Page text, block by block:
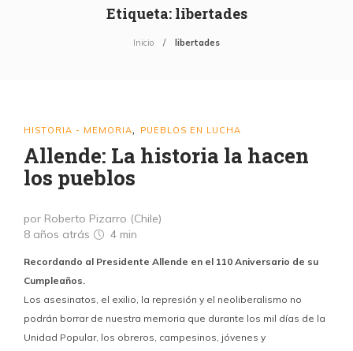
Etiqueta: libertades
Inicio libertades
HISTORIA - MEMORIA PUEBLOS EN LUCHA
Allende: La historia la hacen
los pueblos
por Roberto Pizarro (Chile)
8 años atrás
4 min
Recordando al Presidente Allende en el 110 Aniversario de su
Cumpleaños.
Los asesinatos, el exilio, la represión y el neoliberalismo no
podrán borrar de nuestra memoria que durante los mil días de la
Unidad Popular, los obreros, campesinos, jóvenes y